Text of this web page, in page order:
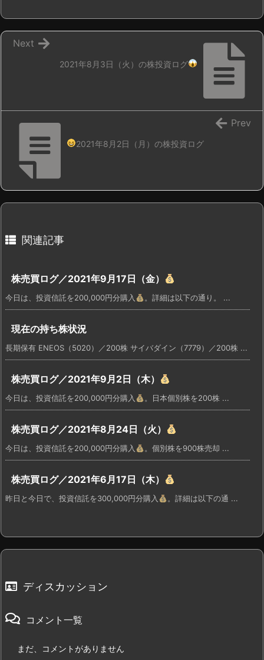
2021年8月3日（火）の株投資ログ
Next
2021年8月2日（月）の株投資ログ
Prev
関連記事
株売買ログ／2021年9月17日（金）
今日は、投資信託を200,000円分購入 。詳細は以下の通り。 ...
現在の持ち株状況
長期保有 ENEOS（5020）／200株 サイバダイン（7779）／200株 ...
株売買ログ／2021年9月2日（木）
今日は、投資信託を200,000円分購入 。日本個別株を200株 ...
株売買ログ／2021年8月24日（火）
今日は、投資信託を200,000円分購入 。個別株を900株売却 ...
株売買ログ／2021年6月17日（木）
昨日と今日で、投資信託を300,000円分購入 。詳細は以下の通 ...
ディスカッション
コメント一覧
まだ、コメントがありません